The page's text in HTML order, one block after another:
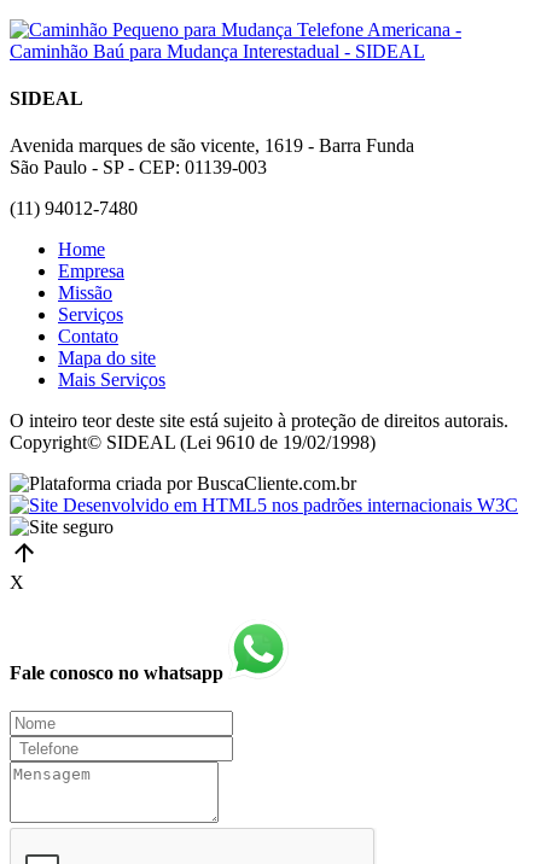
SIDEAL
Avenida marques de são vicente, 1619 - Barra Funda
São Paulo - SP - CEP: 01139-003
(11) 94012-7480
Home
Empresa
Missão
Serviços
Contato
Mapa do site
Mais Serviços
O inteiro teor deste site está sujeito à proteção de direitos autorais.
Copyright© SIDEAL (Lei 9610 de 19/02/1998)
X
Fale conosco no whatsapp